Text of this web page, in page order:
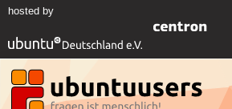
hosted by